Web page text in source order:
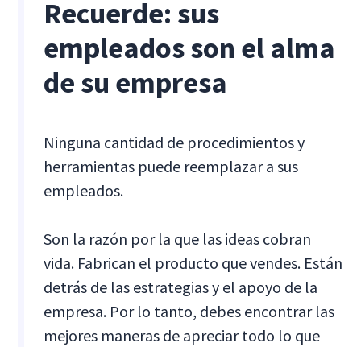
Recuerde: sus
empleados son el alma
de su empresa
Ninguna cantidad de procedimientos y
herramientas puede reemplazar a sus
empleados.
Son la razón por la que las ideas cobran
vida. Fabrican el producto que vendes. Están
detrás de las estrategias y el apoyo de la
empresa. Por lo tanto, debes encontrar las
mejores maneras de apreciar todo lo que